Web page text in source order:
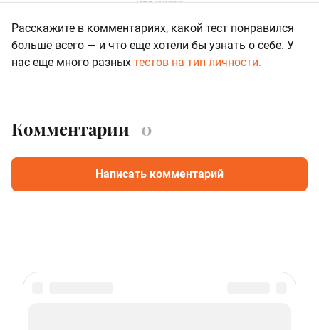
Расскажите в комментариях, какой тест понравился
больше всего — и что еще хотели бы узнать о себе. У
нас еще много разных тестов на тип личности.
Комментарии 0
Написать комментарий